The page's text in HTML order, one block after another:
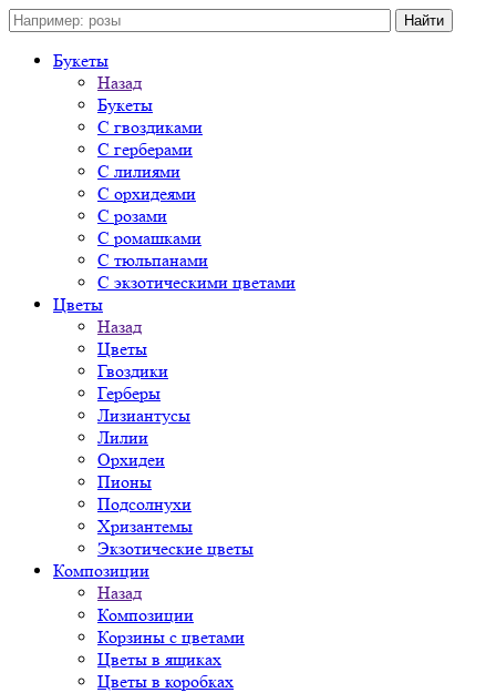
Букеты
Назад
Букеты
С гвоздиками
С герберами
С лилиями
С орхидеями
С розами
С ромашками
С тюльпанами
С экзотическими цветами
Цветы
Назад
Цветы
Гвоздики
Герберы
Лизиантусы
Лилии
Орхидеи
Пионы
Подсолнухи
Хризантемы
Экзотические цветы
Композиции
Назад
Композиции
Корзины с цветами
Цветы в ящиках
Цветы в коробках